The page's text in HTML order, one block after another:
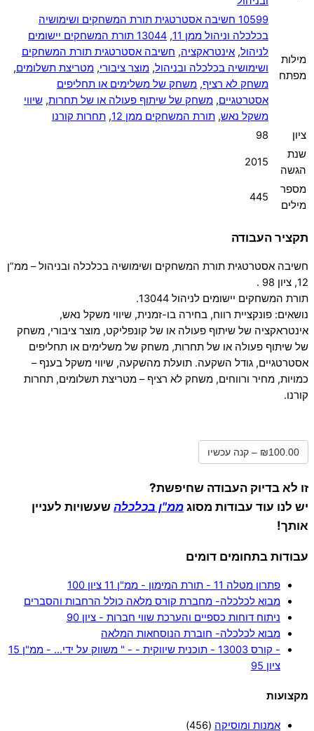
מילות
מפתח
10599 חשיבה אסטרטגית תורת המשחקים ושימושיה
בכלכלה וניהול ממן 11
,
13044 תורת המשחקים יישומים
לניהול, אינטראקציה, חשיבה אסטרטגית תורת המשחקים
ושימושיה בכלכלה ובניהול, מוצר ציבורי, מטריצת תשלומים,
משחק לא רציף, משחק של משלימים או תחליפים
אסטרטגיים, משחק של שיתוף פעולה או של תחרות, שיווי
משקל נאש, תורת המשחקים ממן 12 , תחרות קורנו
ציון
98
שנת
הגשה
2015
מספר
מילים
445
תקציר העבודה
חשיבה אסטרטגית תורת המשחקים ושימושיה בכלכלה ובניהול – ממ”ן
12, ציון 98 .
תורת המשחקים יישומים לניהול 13044.
נושאים: פונקציית רווח, בחירה בו-זמנית, שיווי משקל נאש,
אינטראקציה של שיתוף פעולה או של קונפליקט, מוצר ציבורי, משחק
של שיתוף פעולה או של תחרות, משחק של משלימים או תחליפים
אסטרטגיים, גודל השקעה. תועלת מהשקעה, שיווי משקל בענף –
כמויות, מחיר ורווחים, משחק לא רציף – מטריצת תשלומים, תחרות
קורנו.
₪100.00 – קנה עכשיו
זו לא בדיוק העבודה שחיפשת?
יש לנו עוד עבודות מסוגממ"ן בכלכלה שעשויות לעניין
אותך!
עבודות בתחומים דומים
פתרון מטלה 11 - תורת המימון - ממ"ן 11 ציון 100
מבוא לכלכלה- מחברת קורס מלאה כולל הרחבות והסברים
ניתוח דוחות כספיים והערכת שווי חברות - ציון 90
מבוא לכלכלה- חוברת הנוסחאות המלאה
- קורס 13003 - תוכנית שיווקית - - " משווק על ידי… - ממ"ן 15
ציון 95
מקצועות
אמנות ומוסיקה (456)